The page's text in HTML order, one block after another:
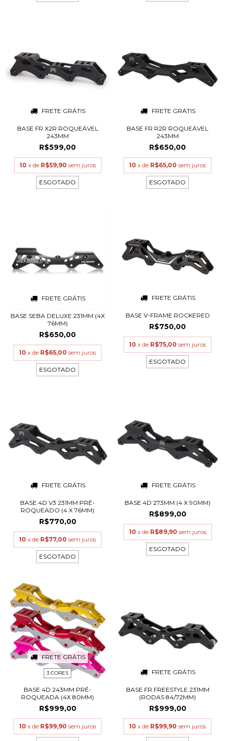
FRETE GRÁTIS
BASE FR X2R ROQUEÁVEL
243MM
R$599,00
10 x de R$59,90 sem juros
ESGOTADO
FRETE GRÁTIS
BASE FR R2R ROQUEÁVEL
243MM
R$650,00
10 x de R$65,00 sem juros
ESGOTADO
FRETE GRÁTIS
BASE SEBA DELUXE 231MM (4X
76MM)
R$650,00
10 x de R$65,00 sem juros
ESGOTADO
FRETE GRÁTIS
BASE V-FRAME ROCKERED
R$750,00
10 x de R$75,00 sem juros
ESGOTADO
FRETE GRÁTIS
BASE 4D V3 231MM PRÉ-
ROQUEADO (4 X 76MM)
R$770,00
10 x de R$77,00 sem juros
ESGOTADO
FRETE GRÁTIS
BASE 4D 273MM (4 X 90MM)
R$899,00
10 x de R$89,90 sem juros
ESGOTADO
FRETE GRÁTIS
3 CORES
BASE 4D 243MM PRÉ-
ROQUEADA (4X 80MM)
R$999,00
10 x de R$99,90 sem juros
FRETE GRÁTIS
BASE FR FREESTYLE 231MM
(RODAS 84/72MM)
R$999,00
10 x de R$99,90 sem juros